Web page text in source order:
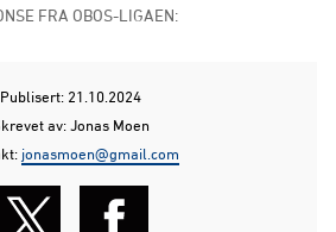
FRA OBOS-LIGAEN:
Publisert: 21.10.2024
av: Jonas Moen
jonasmoen@gmail.com